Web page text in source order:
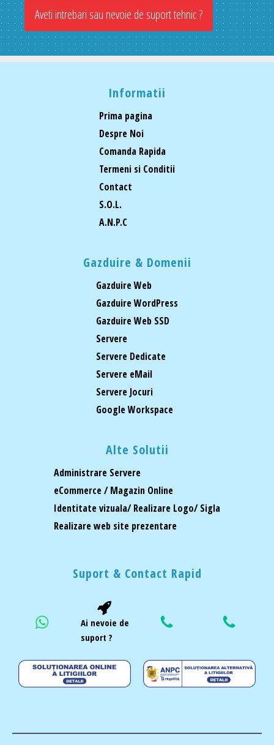
Aveti intrebari sau nevoie de suport tehnic ?
Informatii
Prima pagina
Despre Noi
Comanda Rapida
Termeni si Conditii
Contact
S.O.L.
A.N.P.C
Gazduire & Domenii
Gazduire Web
Gazduire WordPress
Gazduire Web SSD
Servere
Servere Dedicate
Servere eMail
Servere Jocuri
Google Workspace
Alte Solutii
Administrare Servere
eCommerce / Magazin Online
Identitate vizuala/ Realizare Logo/ Sigla
Realizare web site prezentare
Suport & Contact Rapid
Ai nevoie de
suport ?